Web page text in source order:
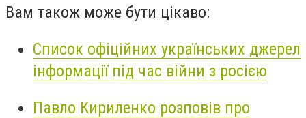
Вам також може бути цікаво:
Список офіційних українських джерел
інформації під час війни з росією
Павло Кириленко розповів про